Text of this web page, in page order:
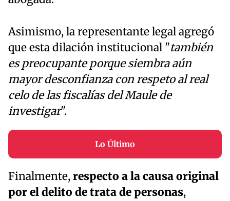
Asimismo, la representante legal agregó
que esta dilación institucional "también
es preocupante porque siembra aún
mayor desconfianza con respeto al real
celo de las fiscalías del Maule de
investigar".
Lo Último
Finalmente,respecto a la causa original
por el delito de trata de personas,